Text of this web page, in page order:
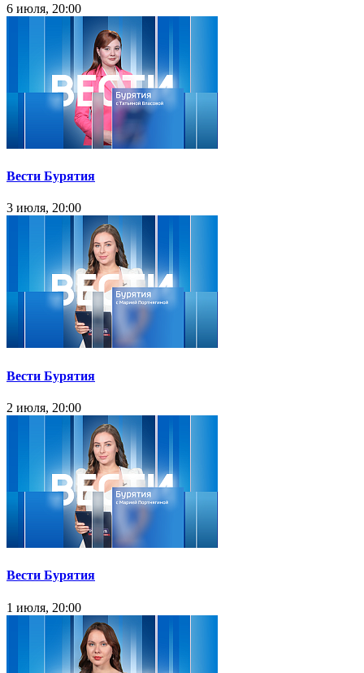
6 июля, 20:00
Вести Бурятия
3 июля, 20:00
Вести Бурятия
2 июля, 20:00
Вести Бурятия
1 июля, 20:00